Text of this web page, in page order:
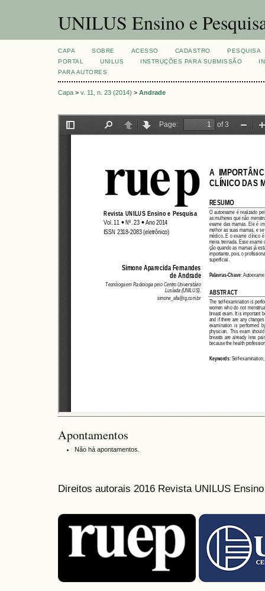
UNILUS Ensino e
CAPA SOBRE ACESSO CADASTRO
PESQUISA
PORTAL
UNILUS INSTRUÇÕES PARA SUBMISSÃO
PARA AUTORES
Capa > v. 11, n. 23 (2014) > Andrade
Apontamentos
Não há apontamentos.
Direitos autorais 2016 Revista UNILUS